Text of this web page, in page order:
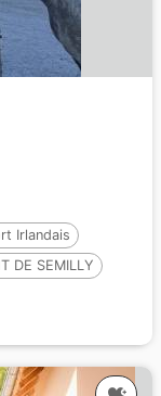
Irlandais
DE SEMILLY